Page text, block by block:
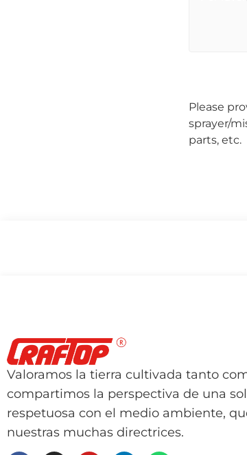
Please
sprayer/
parts, etc.
Valoramos la tierra cultivada tanto
compartimos la perspectiva de una
respetuosa con el medio ambiente,
nuestras muchas directrices.